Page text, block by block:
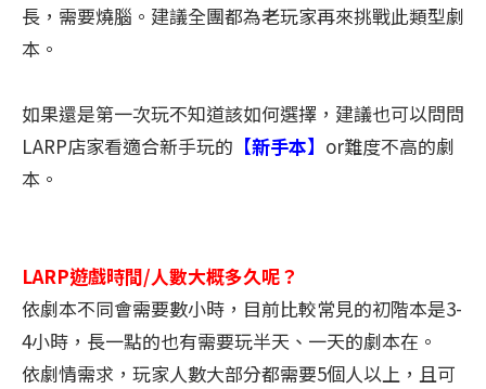
長，需要燒腦。建議全團都為老玩家再來挑戰此類型劇
本。
如果還是第一次玩不知道該如何選擇，建議也可以問問
LARP店家看適合新手玩的 【新手本】 or難度不高的劇
本。
LARP遊戲時間/人數大概多久呢？
依劇本不同會需要數小時，目前比較常見的初階本是3-
4小時，長一點的也有需要玩半天、一天的劇本在。
依劇情需求，玩家人數大部分都需要5個人以上，且可